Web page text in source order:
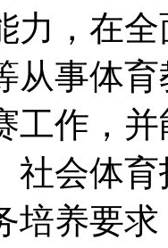
力，在
从事体
工作，
社会体
要求